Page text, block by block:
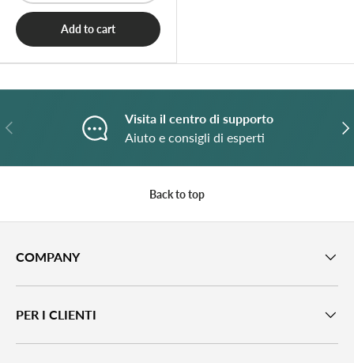
Add to cart
Previous
Visita il centro di supporto
Aiuto e consigli di esperti
Back to top
COMPANY
PER I CLIENTI